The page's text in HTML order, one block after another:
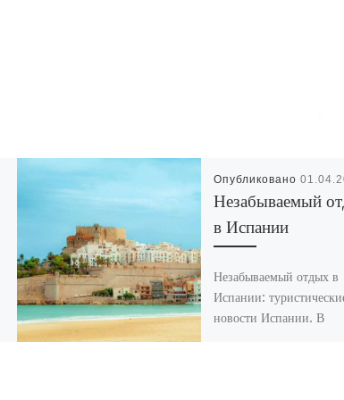
Опубликовано
Незабываемый
в Испании
Незабываемый отдых в
Испании:
новости Испании. В